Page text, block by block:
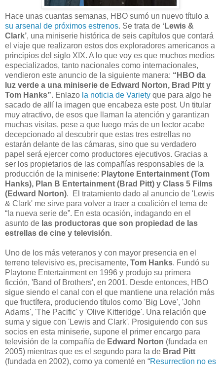
Hace unas cuantas semanas, HBO sumó un nuevo título a
su arsenal de próximos estrenos. Se trata de ‘Lewis &
Clark’, una miniserie histórica de seis capítulos que contará
el viaje que realizaron estos dos exploradores americanos a
principios del siglo XIX. A lo que voy es que muchos medios
especializados, tanto nacionales como internacionales,
vendieron este anuncio de la siguiente manera: “HBO da
luz verde a una miniserie de Edward Norton, Brad Pitt y
Tom Hanks”. Enlazo la noticia de Variety que para algo he
sacado de allí la imagen que encabeza este post. Un titular
muy atractivo, de esos que llaman la atención y garantizan
muchas visitas, pese a que luego más de un lector acabe
decepcionado al descubrir que estas tres estrellas no
estarán delante de las cámaras, sino que su verdadero
papel será ejercer como productores ejecutivos. Gracias a
ser los propietarios de las compañías responsables de la
producción de la miniserie: Playtone Entertainment (Tom
Hanks), Plan B Entertainment (Brad Pitt) y Class 5 Films
(Edward Norton). El tratamiento dado al anuncio de 'Lewis
& Clark' me sirve para volver a traer a coalición el tema de
“la nueva serie de”. En esta ocasión, indagando en el
asunto de las productoras que son propiedad de las
estrellas de cine y televisión.
Uno de los más veteranos y con mayor presencia en el
terreno televisivo es, precisamente, Tom Hanks. Fundó su
Playtone Entertainment en 1996 y produjo su primera
ficción, 'Band of Brothers', en 2001. Desde entonces, HBO
sigue siendo el canal con el que mantiene una relación más
que fructífera, produciendo títulos como 'Big Love', 'John
Adams', 'The Pacific' y 'Olive Kitteridge'. Una relación que
suma y sigue con 'Lewis and Clark'. Prosiguiendo con sus
socios en esta miniserie, supone el primer encargo para
televisión de la compañía de Edward Norton (fundada en
2005) mientras que es el segundo para la de Brad Pitt
(fundada en 2002), como ya comenté en “Resurrection no es